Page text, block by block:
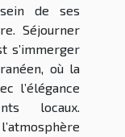
de ses
Séjourner
s’immerger
où la
l’élégance
locaux.